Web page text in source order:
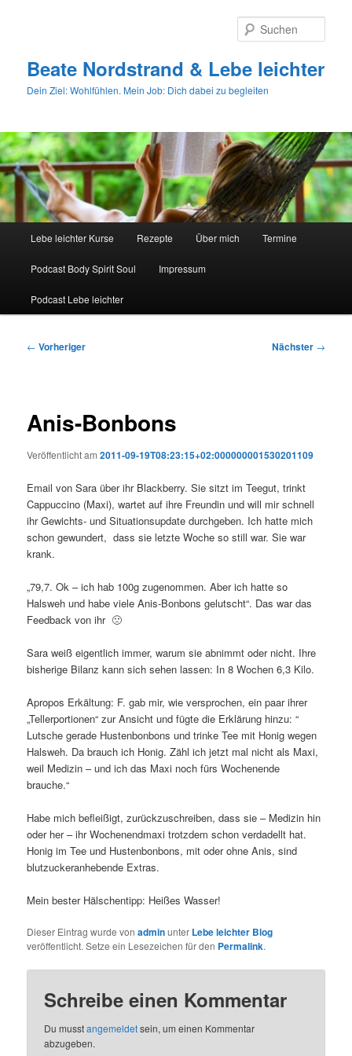
Beate Nordstrand & Lebe leichter
Dein Ziel: Wohlfühlen. Mein Job: Dich dabei zu begleiten
Lebe leichter Kurse Rezepte Über mich Termine
Podcast Body Spirit Soul Impressum
Podcast Lebe leichter
Beitragsnavigation
← Vorheriger Nächster →
Anis-Bonbons
Veröffentlicht am2011-09-19T08:23:15+02:000000001530201109
Email von Sara über ihr Blackberry. Sie sitzt im Teegut, trinkt
Cappuccino (Maxi), wartet auf ihre Freundin und will mir schnell
ihr Gewichts- und Situationsupdate durchgeben. Ich hatte mich
schon gewundert, dass sie letzte Woche so still war. Sie war
krank.
„79,7. Ok – ich hab 100g zugenommen. Aber ich hatte so
Halsweh und habe viele Anis-Bonbons gelutscht“. Das war das
Feedback von ihr 🙁
Sara weiß eigentlich immer, warum sie abnimmt oder nicht. Ihre
bisherige Bilanz kann sich sehen lassen: In 8 Wochen 6,3 Kilo.
Apropos Erkältung: F. gab mir, wie versprochen, ein paar ihrer
„Tellerportionen“ zur Ansicht und fügte die Erklärung hinzu: “
Lutsche gerade Hustenbonbons und trinke Tee mit Honig wegen
Halsweh. Da brauch ich Honig. Zähl ich jetzt mal nicht als Maxi,
weil Medizin – und ich das Maxi noch fürs Wochenende
brauche.“
Habe mich befleißigt, zurückzuschreiben, dass sie – Medizin hin
oder her – ihr Wochenendmaxi trotzdem schon verdadellt hat.
Honig im Tee und Hustenbonbons, mit oder ohne Anis, sind
blutzuckeranhebende Extras.
Mein bester Hälschentipp: Heißes Wasser!
Dieser Eintrag wurde vonadminunter Lebe leichter Blog
veröffentlicht. Setze ein Lesezeichen für den Permalink.
Schreibe einen Kommentar
Du musstangemeldetsein, um einen Kommentar
abzugeben.